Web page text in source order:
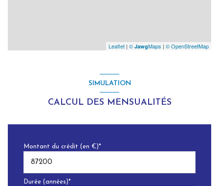
Leaflet | © JawgMaps | © OpenStreetMap
SIMULATION
CALCUL DES MENSUALITÉS
Montant du crédit (en €)*
Durée (années)*